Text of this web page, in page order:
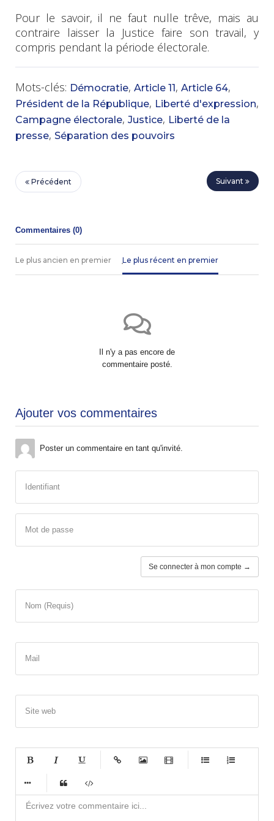
Pour le savoir, il ne faut nulle trêve, mais au
contraire laisser la Justice faire son travail, y
compris pendant la période électorale.
Mots-clés: Démocratie, Article 11, Article 64,
Président de la République, Liberté d'expression,
Campagne électorale, Justice, Liberté de la
presse, Séparation des pouvoirs
Précédent Suivant
Commentaires (0)
Le plus ancien en premier Le plus récent en premier
Il n'y a pas encore de
commentaire posté.
Ajouter vos commentaires
Poster un commentaire en tant qu'invité.
Identifiant
Mot de passe
Se connecter à mon compte →
Nom (Requis)
Mail
Site web
-
-
-
-